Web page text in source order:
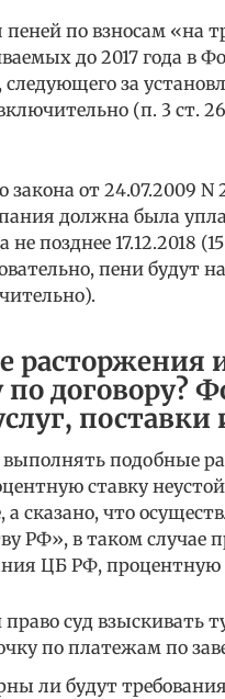
пеней по взносам «на
до 2017 года в
следующего за
(п. 3 ст.
закона от 24.07.2009 N
должна была
не позднее 17.12.2018
пени будут
расторжения
по договору?
подобные
ставку
а сказано, что
РФ», в таком случае
ЦБ РФ, процентную
суд взыскивать
по платежам по
ли будут